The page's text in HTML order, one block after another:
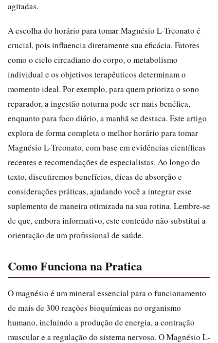
agitadas.
A escolha do horário para tomar Magnésio L-Treonato é
crucial, pois influencia diretamente sua eficácia. Fatores
como o ciclo circadiano do corpo, o metabolismo
individual e os objetivos terapêuticos determinam o
momento ideal. Por exemplo, para quem prioriza o sono
reparador, a ingestão noturna pode ser mais benéfica,
enquanto para foco diário, a manhã se destaca. Este artigo
explora de forma completa o melhor horário para tomar
Magnésio L-Treonato, com base em evidências científicas
recentes e recomendações de especialistas. Ao longo do
texto, discutiremos benefícios, dicas de absorção e
considerações práticas, ajudando você a integrar esse
suplemento de maneira otimizada na sua rotina. Lembre-se
de que, embora informativo, este conteúdo não substitui a
orientação de um profissional de saúde.
Como Funciona na Pratica
O magnésio é um mineral essencial para o funcionamento
de mais de 300 reações bioquímicas no organismo
humano, incluindo a produção de energia, a contração
muscular e a regulação do sistema nervoso. O Magnésio L-